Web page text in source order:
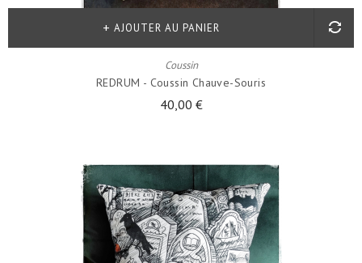
Coussin
REDRUM - Coussin Chauve-Souris
40,00 €
AJOUTER AU PANIER